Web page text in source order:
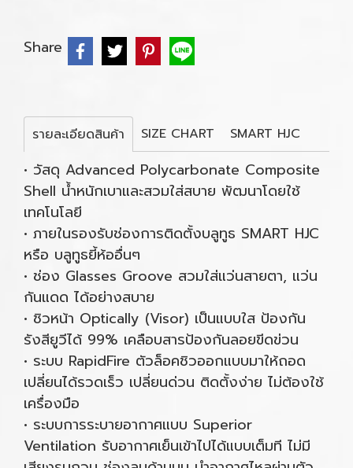
Share
รายละเอียดสินค้า SIZE CHART SMART HJC
• วัสดุ Advanced Polycarbonate Composite
Shell น้ำหนักเบาและสวมใส่สบาย พัฒนาโดยใช้
เทคโนโลยี
• ภายในรองรับช่องการติดตั้งบลูทูธ SMART HJC
หรือ บลูทูธยี้ห้ออื่นๆ
• ช่อง Glasses Groove สวมใส่แว่นสายตา, แว่น
กันแดด ได้อย่างสบาย
• ชิวหน้า Optically (Visor) เป็นแบบใส ป้องกัน
รังสียูวีได้ 99% เคลือบสารป้องกันลอยขีดข่วน
• ระบบ RapidFire ตัวล็อคชิวออกแบบมาให้ถอด
เปลี่ยนได้รวดเร็ว เปลี่ยนด่วน ติดตั้งง่าย ไม่ต้องใช้
เครื่องมือ
• ระบบการระบายอากาศแบบ Superior
Ventilation รับอากาศเย็นเข้าไปได้แบบเต็มที ไม่มี